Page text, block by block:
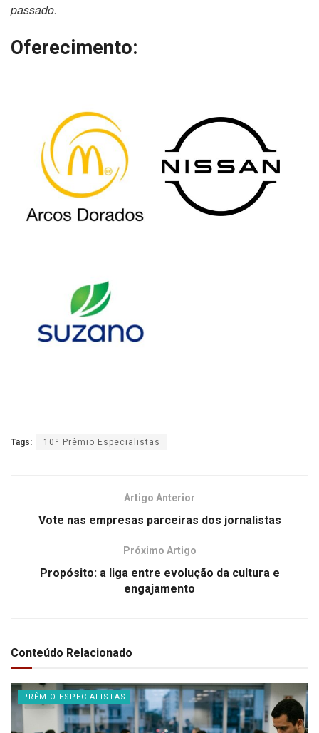
passado.
Oferecimento:
Tags: 10º Prêmio Especialistas
Artigo Anterior
Vote nas empresas parceiras dos jornalistas
Próximo Artigo
Propósito: a liga entre evolução da cultura e
engajamento
Conteúdo Relacionado
PRÊMIO ESPECIALISTAS